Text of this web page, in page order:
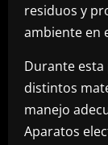
residuos y
ambiente en
Durante
distintos
manejo
Aparatos